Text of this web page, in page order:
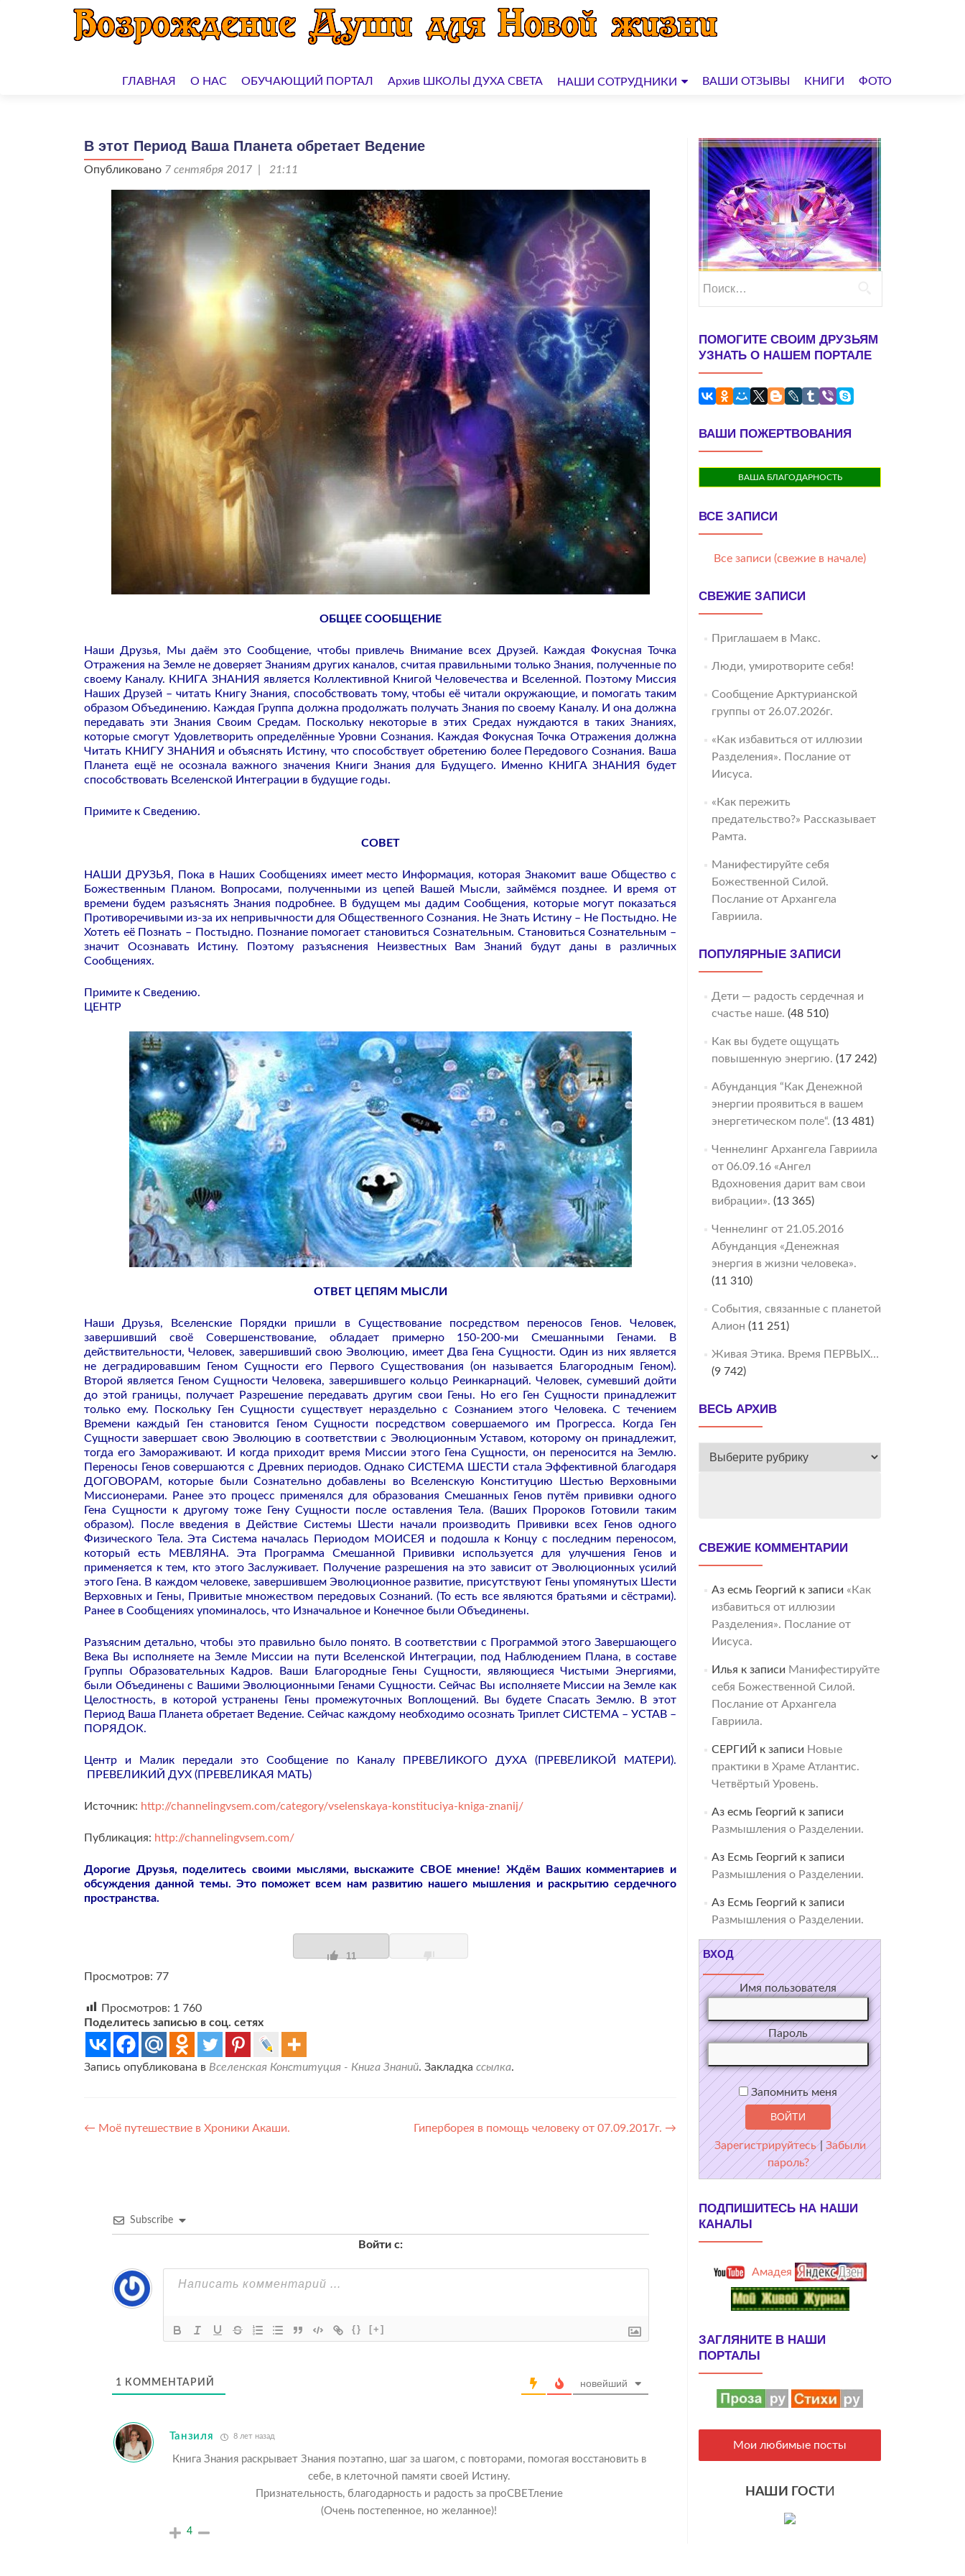
кГЛАВНАЯ О НАС ОБУЧАЮЩИЙ ПОРТАЛ Архив ШКОЛЫ ДУХА СВЕТА НАШИ СОТРУДНИКИ ВАШИ ОТЗЫВЫ КНИГИ ФОТО
В этот Период Ваша Планета обретает Ведение
Опубликовано 7 сентября 2017 | 21:11
ОБЩЕЕ СООБЩЕНИЕ
Наши Друзья, Мы даём это Сообщение, чтобы привлечь Внимание всех Друзей. Каждая Фокусная Точка
Отражения на Земле не доверяет Знаниям других каналов, считая правильными только Знания, полученные по
своему Каналу. КНИГА ЗНАНИЯ является Коллективной Книгой Человечества и Вселенной. Поэтому Миссия
Наших Друзей – читать Книгу Знания, способствовать тому, чтобы её читали окружающие, и помогать таким
образом Объединению. Каждая Группа должна продолжать получать Знания по своему Каналу. И она должна
передавать эти Знания Своим Средам. Поскольку некоторые в этих Средах нуждаются в таких Знаниях,
которые смогут Удовлетворить определённые Уровни Сознания. Каждая Фокусная Точка Отражения должна
Читать КНИГУ ЗНАНИЯ и объяснять Истину, что способствует обретению более Передового Сознания. Ваша
Планета ещё не осознала важного значения Книги Знания для Будущего. Именно КНИГА ЗНАНИЯ будет
способствовать Вселенской Интеграции в будущие годы.
Примите к Сведению.
СОВЕТ
НАШИ ДРУЗЬЯ, Пока в Наших Сообщениях имеет место Информация, которая Знакомит ваше Общество с
Божественным Планом. Вопросами, полученными из цепей Вашей Мысли, займёмся позднее. И время от
времени будем разъяснять Знания подробнее. В будущем мы дадим Сообщения, которые могут показаться
Противоречивыми из-за их непривычности для Общественного Сознания. Не Знать Истину – Не Постыдно. Не
Хотеть её Познать – Постыдно. Познание помогает становиться Сознательным. Становиться Сознательным –
значит Осознавать Истину. Поэтому разъяснения Неизвестных Вам Знаний будут даны в различных
Сообщениях.
Примите к Сведению.
ЦЕНТР
ОТВЕТ ЦЕПЯМ МЫСЛИ
Наши Друзья, Вселенские Порядки пришли в Существование посредством переносов Генов. Человек,
завершивший своё Совершенствование, обладает примерно 150-200-ми Смешанными Генами. В
действительности, Человек, завершивший свою Эволюцию, имеет Два Гена Сущности. Один из них является
не деградировавшим Геном Сущности его Первого Существования (он называется Благородным Геном).
Второй является Геном Сущности Человека, завершившего кольцо Реинкарнаций. Человек, сумевший дойти
до этой границы, получает Разрешение передавать другим свои Гены. Но его Ген Сущности принадлежит
только ему. Поскольку Ген Сущности существует нераздельно с Сознанием этого Человека. С течением
Времени каждый Ген становится Геном Сущности посредством совершаемого им Прогресса. Когда Ген
Сущности завершает свою Эволюцию в соответствии с Эволюционным Уставом, которому он принадлежит,
тогда его Замораживают. И когда приходит время Миссии этого Гена Сущности, он переносится на Землю.
Переносы Генов совершаются с Древних периодов. Однако СИСТЕМА ШЕСТИ стала Эффективной благодаря
ДОГОВОРАМ, которые были Сознательно добавлены во Вселенскую Конституцию Шестью Верховными
Миссионерами. Ранее это процесс применялся для образования Смешанных Генов путём прививки одного
Гена Сущности к другому тоже Гену Сущности после оставления Тела. (Ваших Пророков Готовили таким
образом). После введения в Действие Системы Шести начали производить Прививки всех Генов одного
Физического Тела. Эта Система началась Периодом МОИСЕЯ и подошла к Концу с последним переносом,
который есть МЕВЛЯНА. Эта Программа Смешанной Прививки используется для улучшения Генов и
применяется к тем, кто этого Заслуживает. Получение разрешения на это зависит от Эволюционных усилий
этого Гена. В каждом человеке, завершившем Эволюционное развитие, присутствуют Гены упомянутых Шести
Верховных и Гены, Привитые множеством передовых Сознаний. (То есть все являются братьями и сёстрами).
Ранее в Сообщениях упоминалось, что Изначальное и Конечное были Объединены.
Разъясним детально, чтобы это правильно было понято. В соответствии с Программой этого Завершающего
Века Вы исполняете на Земле Миссии на пути Вселенской Интеграции, под Наблюдением Плана, в составе
Группы Образовательных Кадров. Ваши Благородные Гены Сущности, являющиеся Чистыми Энергиями,
были Объединены с Вашими Эволюционными Генами Сущности. Сейчас Вы исполняете Миссии на Земле как
Целостность, в которой устранены Гены промежуточных Воплощений. Вы будете Спасать Землю. В этот
Период Ваша Планета обретает Ведение. Сейчас каждому необходимо осознать Триплет СИСТЕМА – УСТАВ –
ПОРЯДОК.
Центр и Малик передали это Сообщение по Каналу ПРЕВЕЛИКОГО ДУХА (ПРЕВЕЛИКОЙ МАТЕРИ).
ПРЕВЕЛИКИЙ ДУХ (ПРЕВЕЛИКАЯ МАТЬ)
Источник: http://channelingvsem.com/category/vselenskaya-konstituciya-kniga-znanij/
Публикация: http://channelingvsem.com/
Дорогие Друзья, поделитесь своими мыслями, выскажите СВОЕ мнение! Ждём Ваших комментариев и
обсуждения данной темы. Это поможет всем нам развитию нашего мышления и раскрытию сердечного
пространства.
11
Просмотров: 77
Просмотров: 1 760
Поделитесь записью в соц. сетях
Запись опубликована в Вселенская Конституция - Книга Знаний. Закладка ссылка.
Навигация
← Моё путешествие в Хроники Акаши. Гиперборея в помощь человеку от 07.09.2017г. →
Subscribe
Войти с:
{} [+]
1 КОММЕНТАРИЙ новейший
Танзиля 8 лет назад
Книга Знания раскрывает Знания поэтапно, шаг за шагом, с повторами, помогая восстановить в
себе, в клеточной памяти своей Истину.
Признательность, благодарность и радость за проСВЕТление
(Очень постепенное, но желанное)!
4
ПОМОГИТЕ СВОИМ ДРУЗЬЯМ
УЗНАТЬ О НАШЕМ ПОРТАЛЕ
ВАШИ ПОЖЕРТВОВАНИЯ
ВАША БЛАГОДАРНОСТЬ
ВСЕ ЗАПИСИ
Все записи (свежие в начале)
СВЕЖИЕ ЗАПИСИ
Приглашаем в Макс.
Люди, умиротворите себя!
Сообщение Арктурианской
группы от 26.07.2026г.
«Как избавиться от иллюзии
Разделения». Послание от
Иисуса.
«Как пережить
предательство?» Рассказывает
Рамта.
Манифестируйте себя
Божественной Силой.
Послание от Архангела
Гавриила.
ПОПУЛЯРНЫЕ ЗАПИСИ
Дети — радость сердечная и
счастье наше. (48 510)
Как вы будете ощущать
повышенную энергию. (17 242)
Абунданция “Как Денежной
энергии проявиться в вашем
энергетическом поле“. (13 481)
Ченнелинг Архангела Гавриила
от 06.09.16 «Ангел
Вдохновения дарит вам свои
вибрации». (13 365)
Ченнелинг от 21.05.2016
Абунданция «Денежная
энергия в жизни человека».
(11 310)
События, связанные с планетой
Алион (11 251)
Живая Этика. Время ПЕРВЫХ…
(9 742)
ВЕСЬ АРХИВ
ВЕСЬ
СВЕЖИЕ КОММЕНТАРИИ
Аз есмь Георгий к записи «Как
избавиться от иллюзии
Разделения». Послание от
Иисуса.
Илья к записи Манифестируйте
себя Божественной Силой.
Послание от Архангела
Гавриила.
СЕРГИЙ к записи Новые
практики в Храме Атлантис.
Четвёртый Уровень.
Аз есмь Георгий к записи
Размышления о Разделении.
Аз Есмь Георгий к записи
Размышления о Разделении.
Аз Есмь Георгий к записи
Размышления о Разделении.
ВХОД
Имя пользователя
Пароль
Запомнить меня
Зарегистрируйтесь | Забыли
пароль?
ПОДПИШИТЕСЬ НА НАШИ
КАНАЛЫ
Амадея
ЗАГЛЯНИТЕ В НАШИ
ПОРТАЛЫ
Мои любимые посты
НАШИ ГОСТИ